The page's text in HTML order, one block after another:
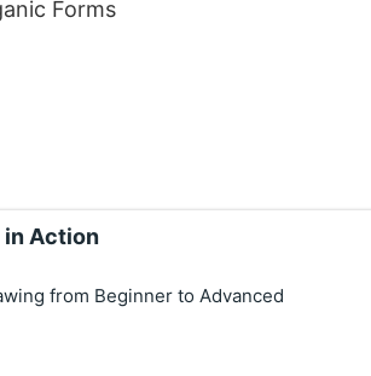
Forms
in Action
from Beginner to Advanced